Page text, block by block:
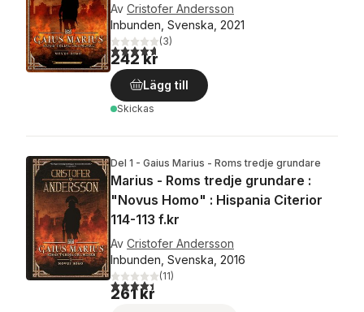
Av Cristofer Andersson
Inbunden, Svenska, 2021
4,7utav 5 stjärnor. Totalt antal röster:
(3)
242 kr
Lägg till
Skickas
Del 1 - Gaius Marius - Roms tredje grundare
Marius - Roms tredje grundare :
"Novus Homo" : Hispania Citerior
114-113 f.kr
Av Cristofer Andersson
Inbunden, Svenska, 2016
4,4utav 5 stjärnor. Totalt antal röster:
(11)
261 kr